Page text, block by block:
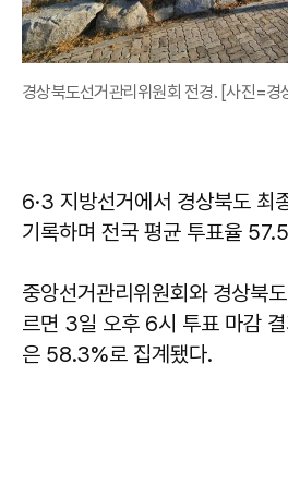
경상북도선거관리위원회 전경. [사진=경
6·3 지방선거에서 경상북도
기록하며 전국 평균 투표율
중앙선거관리위원회와 경상북
르면 3일 오후 6시 투표 마감
은 58.3%로 집계됐다.